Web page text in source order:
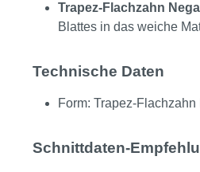
Trapez-Flachzahn
Blattes in das weiche
Technische Daten
Form: Trapez-
Schnittdaten-